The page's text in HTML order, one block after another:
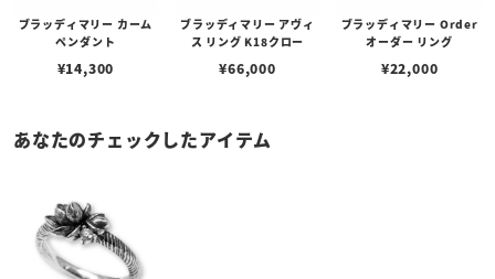
ブラッディマリー カーム
ペンダント
¥14,300
ブラッディマリー アヴィ
ス リング K18クロー
¥66,000
ブラッディマリー Order
オーダー リング
¥22,000
あなたのチェックしたアイテム